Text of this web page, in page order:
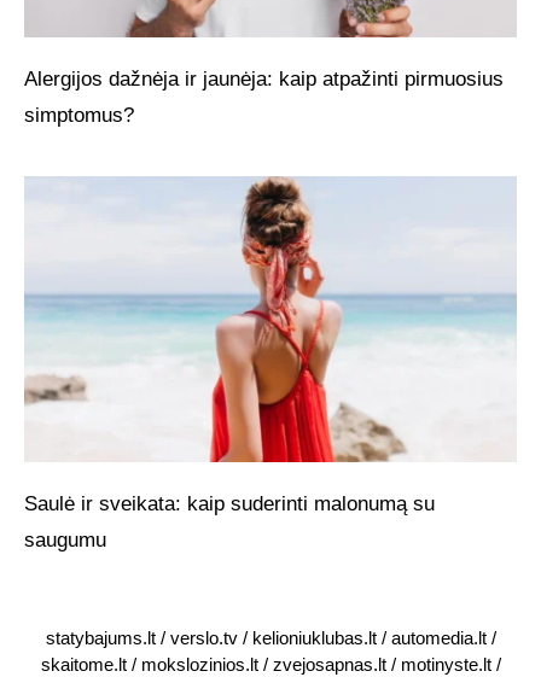
Alergijos dažnėja ir jaunėja: kaip atpažinti pirmuosius
simptomus?
Saulė ir sveikata: kaip suderinti malonumą su
saugumu
statybajums.lt/ verslo.tv/ kelioniuklubas.lt/ automedia.lt/
skaitome.lt/ mokslozinios.lt/ zvejosapnas.lt/ motinyste.lt/